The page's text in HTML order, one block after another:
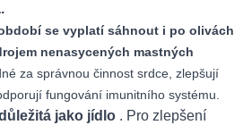
se vyplatí sáhnout i po olivách
nenasycených mastných
za správnou činnost srdce, zlepšují
fungování imunitního systému.
jako jídlo . Pro zlepšení